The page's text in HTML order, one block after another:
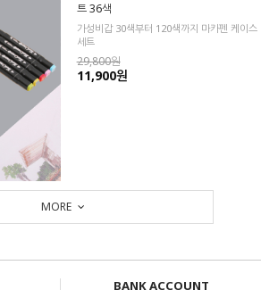
트 36색
가성비갑 30색부터 120색까지 마카펜 케이스
세트
29,800원
11,900원
MORE
BANK ACCOUNT